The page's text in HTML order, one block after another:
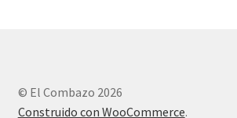
Marcas
© El Combazo 2026
Construido con WooCommerce.